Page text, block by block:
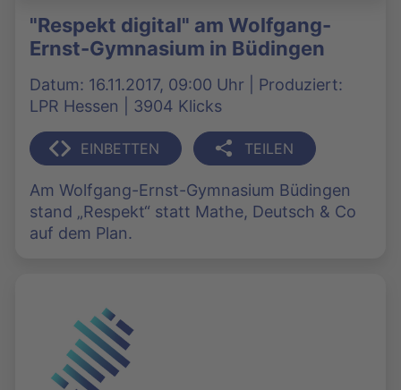
"Respekt digital" am Wolfgang-
Ernst-Gymnasium in Büdingen
Datum: 16.11.2017, 09:00 Uhr | Produziert:
LPR Hessen | 3904 Klicks
EINBETTEN TEILEN
Am Wolfgang-Ernst-Gymnasium Büdingen
stand „Respekt“ statt Mathe, Deutsch & Co
auf dem Plan.